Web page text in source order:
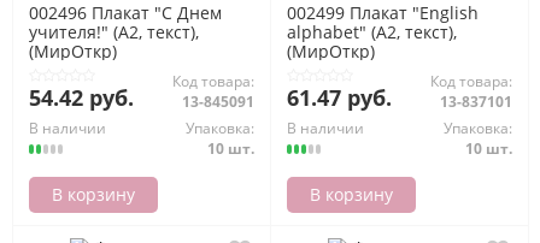
002496 Плакат "С Днем
учителя!" (А2, текст),
(МирОткр)
54.42 руб.
Код товара:
13-845091
В наличии
Упаковка:
10 шт.
В корзину
002499 Плакат "English
alphabet" (А2, текст),
(МирОткр)
61.47 руб.
Код товара:
13-837101
В наличии
Упаковка:
10 шт.
В корзину